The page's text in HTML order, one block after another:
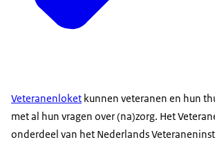
Veteranenloket kunnen veteranen en hun
met al hun vragen over (na)zorg. Het
onderdeel van het Nederlands